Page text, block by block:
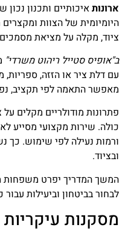
ארונותאיכותיים ותכנון
היומיומית של הצוות
ציוד, מקלה על מציאת
ב"אופיס סטייל ריהוט משרדי"
עם דלת ציר או הזזה, ספריות,
מאפשר התאמה לפי תקציב,
פתרונות מודולריים מקלים
כולה. שירות מקצועי מסייע
ורמות נעילה לפי שימוש. כך
ובציוד.
המשך המדריך יפרט משפחות
לבחור בביטחון וביעילות
מסקנות עיקריות